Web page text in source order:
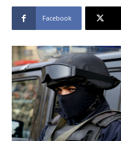
Facebook